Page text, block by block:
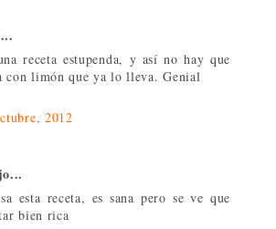
receta estupenda, y así no hay que
con limón que ya lo lleva. Genial
2012
esta receta, es sana pero se ve que
bien rica